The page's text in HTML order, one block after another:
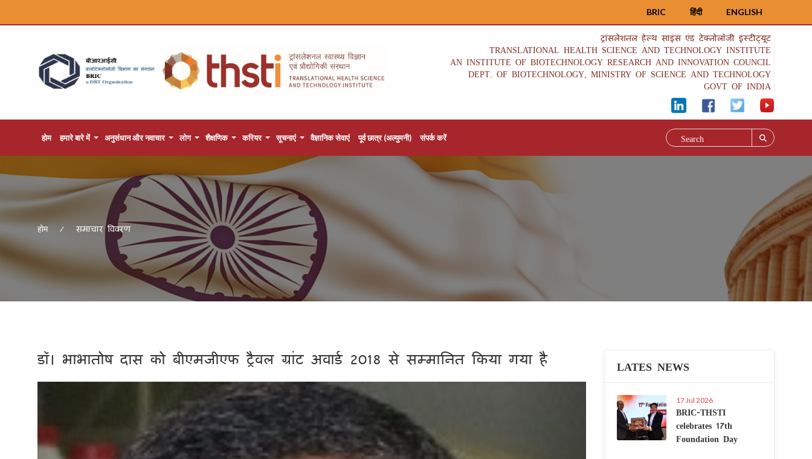
ENGLISH
हिंदी
BRIC
ट्रांसलेशनल हेल्थ साइंस एंड टेक्नोलॉजी इंस्टीट्यूट
TRANSLATIONAL HEALTH SCIENCE AND TECHNOLOGY INSTITUTE
AN INSTITUTE OF BIOTECHNOLOGY RESEARCH AND INNOVATION COUNCIL
DEPT. OF BIOTECHNOLOGY, MINISTRY OF SCIENCE AND TECHNOLOGY
GOVT OF INDIA
होम हमारे बारे में अनुसंधान और नवाचार लोग शैक्षणिक करियर सूचनाएं वैज्ञानिक सेवाएं पूर्व छात्र (अल्युमनी) संपर्क करें
होम समाचार विवरण
डॉ। भाभातोष दास को बीएमजीएफ ट्रैवल ग्रांट अवार्ड 2018 से सम्मानित किया गया है LATES NEWS
17 Jul 2026
BRIC-THSTI
celebrates 17th
Foundation Day